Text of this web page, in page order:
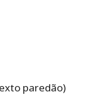
paredão)